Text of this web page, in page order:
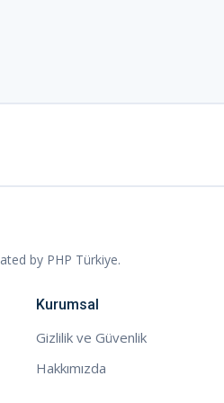
Kurumsal
Gizlilik ve Güvenlik
Hakkımızda
by PHP Türkiye.